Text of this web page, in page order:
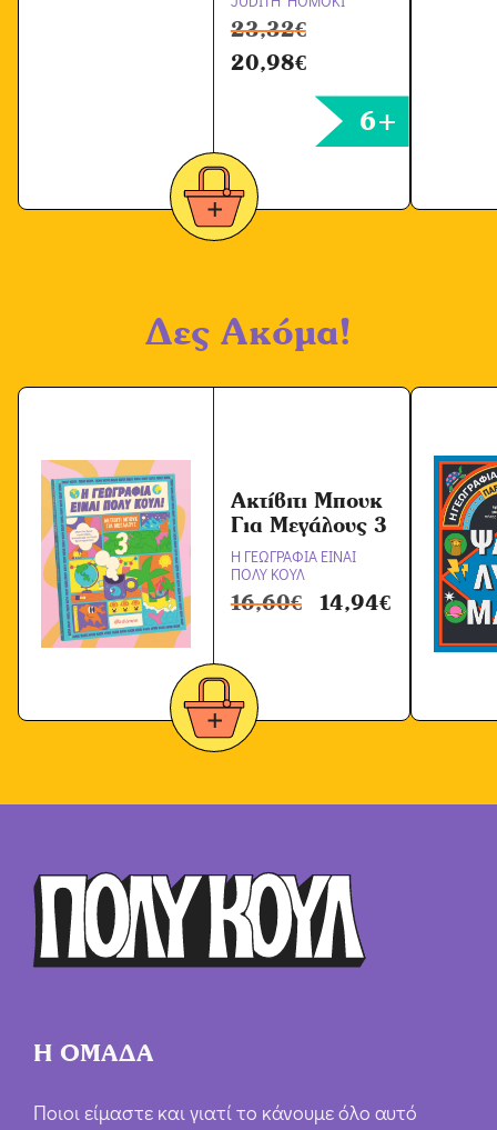
23,32€
20,98€
6+
Δες Ακόμα!
Ακτίβιτι Μπουκ
Για Μεγάλους 3
Η ΓΕΩΓΡΑΦΙΑ ΕΙΝΑΙ
ΠΟΛΥ ΚΟΥΛ
16,60€ 14,94€
Η ΟΜΑΔΑ
Ποιοι είμαστε και γιατί το κάνουμε όλο αυτό